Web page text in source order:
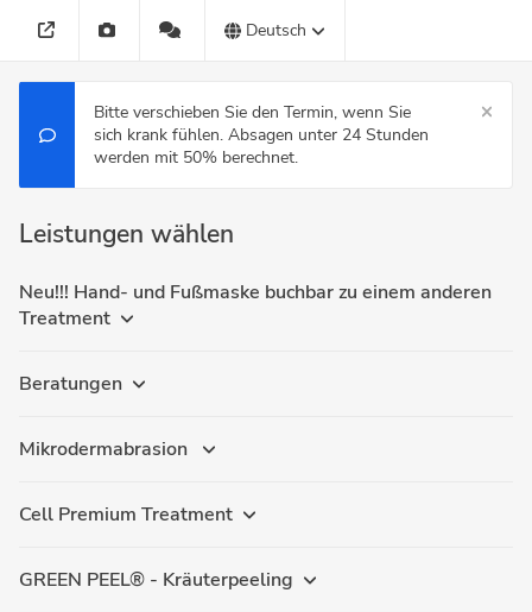
Deutsch
Bitte verschieben Sie den Termin, wenn Sie
sich krank fühlen. Absagen unter 24 Stunden
werden mit 50% berechnet.
Leistungen wählen
Neu!!! Hand- und Fußmaske buchbar zu einem anderen
Treatment
Beratungen
Mikrodermabrasion
Cell Premium Treatment
GREEN PEEL® - Kräuterpeeling